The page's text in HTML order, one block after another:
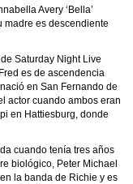
Avery ‘Bella’
madre es descendiente
Saturday Night Live
es de ascendencia
en San Fernando de
actor cuando ambos eran
en Hattiesburg, donde
cuando tenía tres años
biológico, Peter Michael
la banda de Richie y es